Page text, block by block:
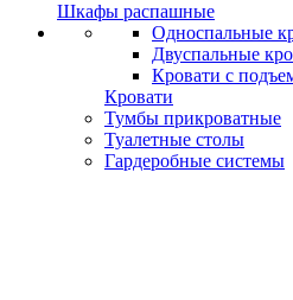
Шкафы распашные
Односпальные
Двуспальные
Кровати с
Кровати
Тумбы прикроватные
Туалетные столы
Гардеробные системы